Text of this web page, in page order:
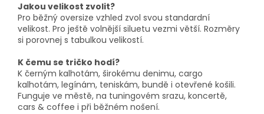
Jakou velikost zvolit?
Pro běžný oversize vzhled zvol svou standardní
velikost. Pro ještě volnější siluetu vezmi větší. Rozměry
si porovnej s tabulkou velikostí.
K čemu se tričko hodí?
K černým kalhotám, širokému denimu, cargo
kalhotám, legínám, teniskám, bundě i otevřené košili.
Funguje ve městě, na tuningovém srazu, koncertě,
cars & coffee i při běžném nošení.